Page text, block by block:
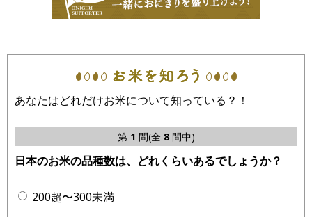
あなたはどれだけお米について知っている？！
第 1 問(全 8問中)
日本のお米の品種数は、どれくらいあるでしょうか？
200超〜300未満